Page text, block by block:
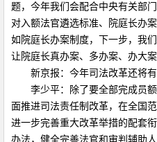
题，今年我们会配合中央有关部
对入额法官遴选标准、院庭长办
如院庭长办案制度，下一步，我
让院庭长真办案、多办案、办大案
新京报：今年司法改革还将有
李少平：除了要全部完成员额
面推进司法责任制改革，在全国
进一步完善重大改革举措的配套
办法，健全完善法官和审判辅助